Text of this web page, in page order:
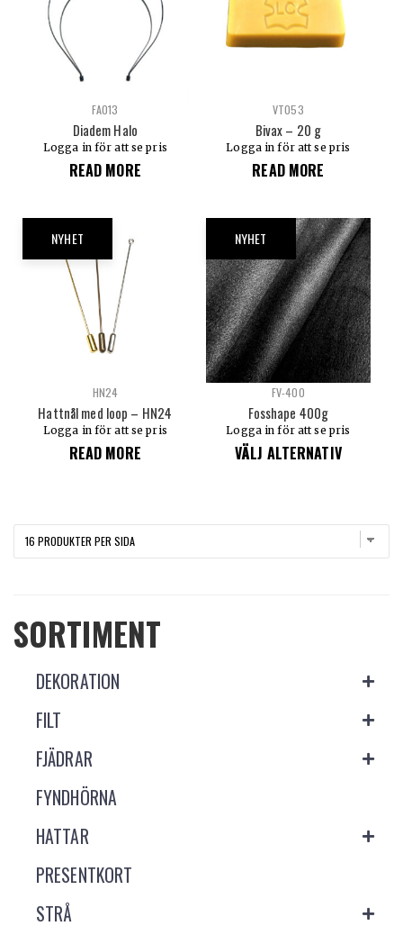
FA013
Diadem Halo
Logga in för att se pris
READ MORE
VT053
Bivax – 20 g
Logga in för att se pris
READ MORE
NYHET
HN24
Hattnål med loop – HN24
Logga in för att se pris
READ MORE
NYHET
FV-400
Fosshape 400g
Logga in för att se pris
VÄLJ ALTERNATIV
SORTIMENT
DEKORATION
FILT
FJÄDRAR
FYNDHÖRNA
HATTAR
PRESENTKORT
STRÅ